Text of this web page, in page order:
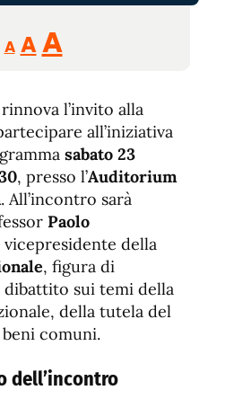
A
Reducir
tamaño
A Restablecer
tamaño
de
fuente
AAumentar
de
fuente.
rinnova l’invito alla
all’iniziativa
sabato 23
, presso l’Auditorium
. All’incontro sarà
Paolo
vicepresidente della
, figura di
sui temi della
della tutela del
comuni.
dell’incontro